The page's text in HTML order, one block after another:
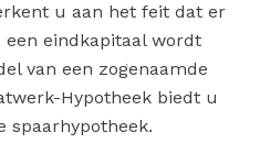
u aan het feit dat er
eindkapitaal wordt
van een zogenaamde
Hypotheek biedt u
spaarhypotheek.